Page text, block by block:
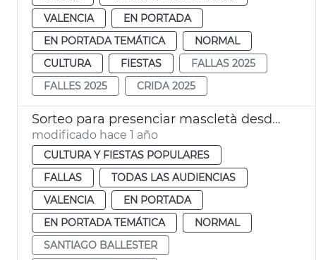
VALENCIA
EN PORTADA
EN PORTADA TEMÁTICA
NORMAL
CULTURA
FIESTAS
FALLAS 2025
FALLES 2025
CRIDA 2025
Sorteo para presenciar mascletà desde el balcón
modificado hace 1 año
CULTURA Y FIESTAS POPULARES
FALLAS
TODAS LAS AUDIENCIAS
VALENCIA
EN PORTADA
EN PORTADA TEMÁTICA
NORMAL
SANTIAGO BALLESTER